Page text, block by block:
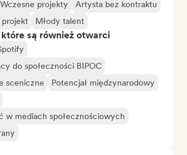
Wczesne projekty
Artysta bez kontraktu
projekt
Młody talent
są również otwarci
do społeczności BIPOC
sceniczne
Potencjał międzynarodowy
w mediach społecznościowych